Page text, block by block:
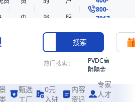
中
消
息
服
务
800-
7017
搜索
热门搜索：
PVDC高
阻隔金
共挤热
收缩袋
甄选
工厂
0元
入驻
内容
资讯
专家
人才